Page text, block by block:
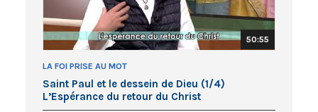
50:55
LA FOI PRISE AU MOT
Saint Paul et le dessein de Dieu (1/4)
L’Espérance du retour du Christ